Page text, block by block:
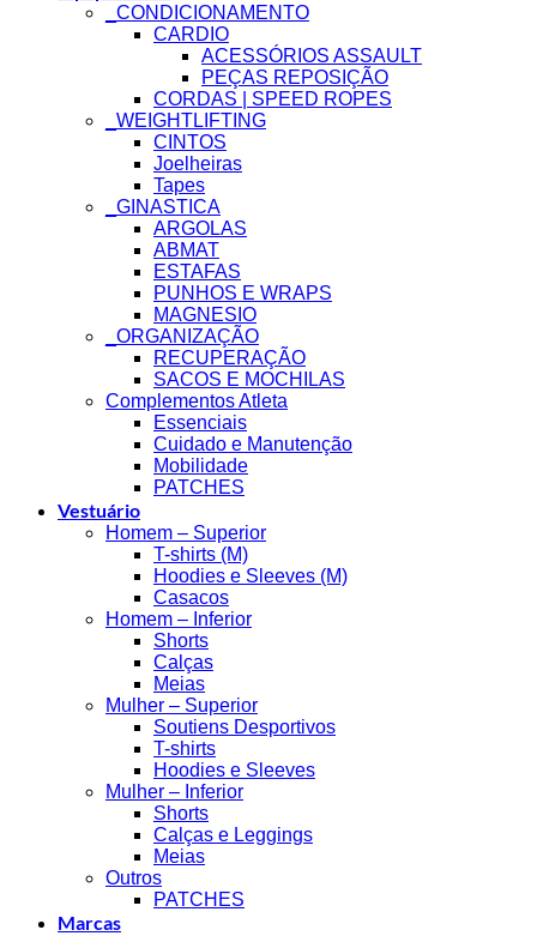
_CONDICIONAMENTO
CARDIO
ACESSÓRIOS ASSAULT
PEÇAS REPOSIÇÃO
CORDAS | SPEED ROPES
_WEIGHTLIFTING
CINTOS
Joelheiras
Tapes
_GINASTICA
ARGOLAS
ABMAT
ESTAFAS
PUNHOS E WRAPS
MAGNESIO
_ORGANIZAÇÃO
RECUPERAÇÃO
SACOS E MOCHILAS
Complementos Atleta
Essenciais
Cuidado e Manutenção
Mobilidade
PATCHES
Vestuário
Homem – Superior
T-shirts (M)
Hoodies e Sleeves (M)
Casacos
Homem – Inferior
Shorts
Calças
Meias
Mulher – Superior
Soutiens Desportivos
T-shirts
Hoodies e Sleeves
Mulher – Inferior
Shorts
Calças e Leggings
Meias
Outros
PATCHES
Marcas